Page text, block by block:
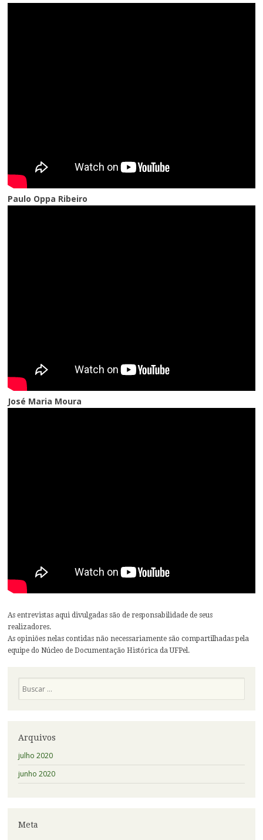
Paulo Oppa Ribeiro
José Maria Moura
As entrevistas aqui divulgadas são de responsabilidade de seus
realizadores.
As opiniões nelas contidas não necessariamente são compartilhadas pela
equipe do Núcleo de Documentação Histórica da UFPel.
Arquivos
julho 2020
junho 2020
Meta